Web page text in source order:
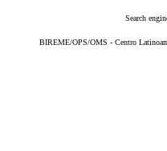
Search
BIREME/OPS/OMS - Centro